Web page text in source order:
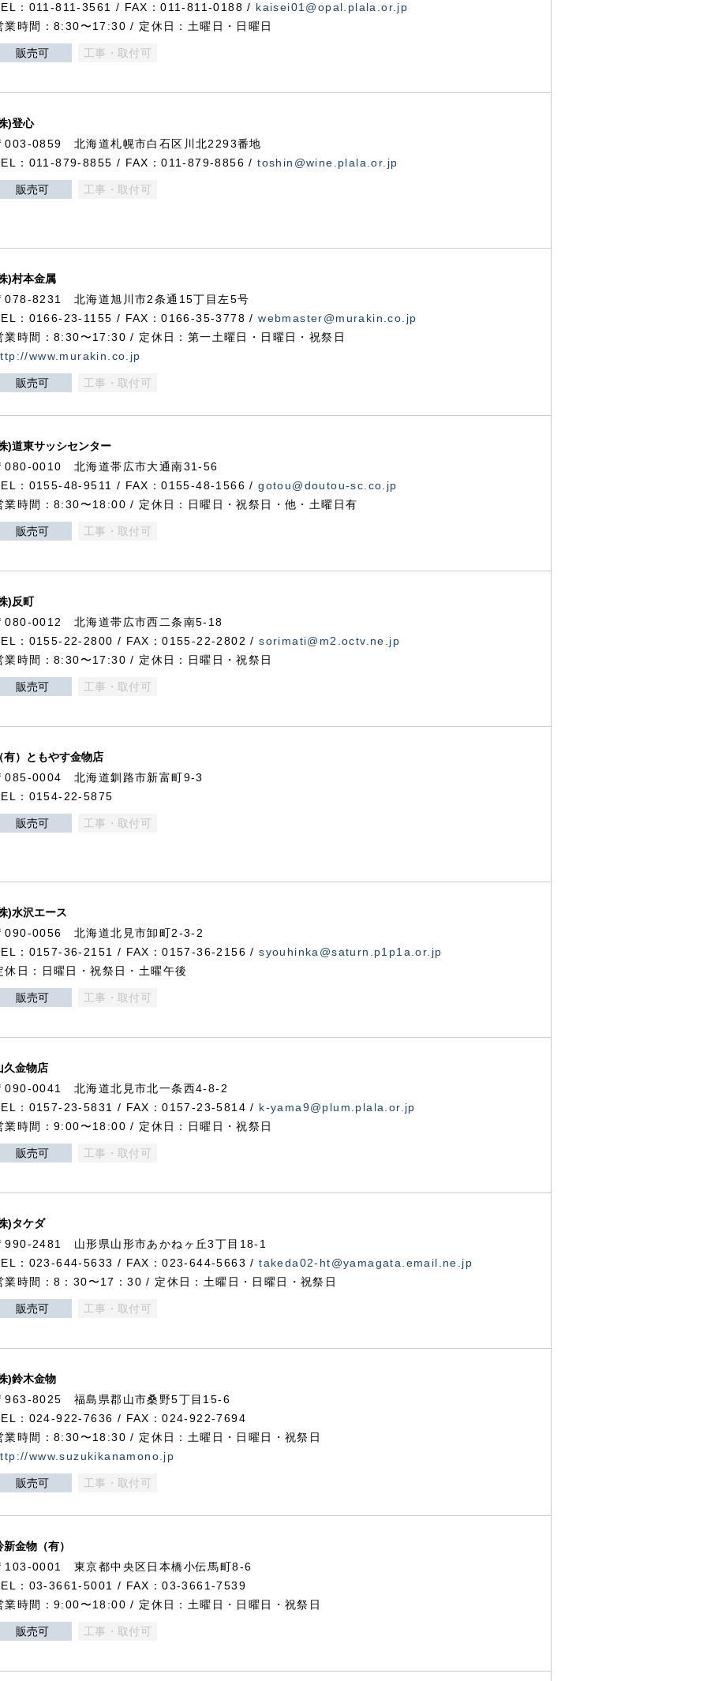
：011-811-3561 / FAX：011-811-0188 / kaisei01@opal.plala.or.jp
業時間：8:30〜17:30 / 定休日：土曜日・日曜日
販売可 工事・取付可
)登心
003-0859 北海道札幌市白石区川北2293番地
：011-879-8855 / FAX：011-879-8856 /toshin@wine.plala.or.jp
販売可 工事・取付可
)村本金属
078-8231 北海道旭川市2条通15丁目左5号
：0166-23-1155 / FAX：0166-35-3778 /webmaster@murakin.co.jp
業時間：8:30〜17:30 / 定休日：第一土曜日・日曜日・祝祭日
www.murakin.co.jp
販売可 工事・取付可
)道東サッシセンター
080-0010 北海道帯広市大通南31-56
：0155-48-9511 / FAX：0155-48-1566 /gotou@doutou-sc.co.jp
業時間：8:30〜18:00 / 定休日：日曜日・祝祭日・他・土曜日有
販売可 工事・取付可
)反町
080-0012 北海道帯広市西二条南5-18
：0155-22-2800 / FAX：0155-22-2802 /sorimati@m2.octv.ne.jp
業時間：8:30〜17:30 / 定休日：日曜日・祝祭日
販売可 工事・取付可
有）ともやす金物店
085-0004 北海道釧路市新富町9-3
：0154-22-5875
販売可 工事・取付可
)水沢エース
090-0056 北海道北見市卸町2-3-2
：0157-36-2151 / FAX：0157-36-2156 /syouhinka@saturn.p1p1a.or.jp
休日：日曜日・祝祭日・土曜午後
販売可 工事・取付可
久金物店
090-0041 北海道北見市北一条西4-8-2
：0157-23-5831 / FAX：0157-23-5814 / k-yama9@plum.plala.or.jp
業時間：9:00〜18:00 / 定休日：日曜日・祝祭日
販売可 工事・取付可
)タケダ
990-2481 山形県山形市あかねヶ丘3丁目18-1
：023-644-5633 / FAX：023-644-5663 /takeda02-ht@yamagata.email.ne.jp
業時間：8：30〜17：30 / 定休日：土曜日・日曜日・祝祭日
販売可 工事・取付可
)鈴木金物
963-8025 福島県郡山市桑野5丁目15-6
：024-922-7636 / FAX：024-922-7694
業時間：8:30〜18:30 / 定休日：土曜日・日曜日・祝祭日
www.suzukikanamono.jp
販売可 工事・取付可
新金物（有）
103-0001 東京都中央区日本橋小伝馬町8-6
：03-3661-5001 / FAX：03-3661-7539
業時間：9:00〜18:00 / 定休日：土曜日・日曜日・祝祭日
販売可 工事・取付可